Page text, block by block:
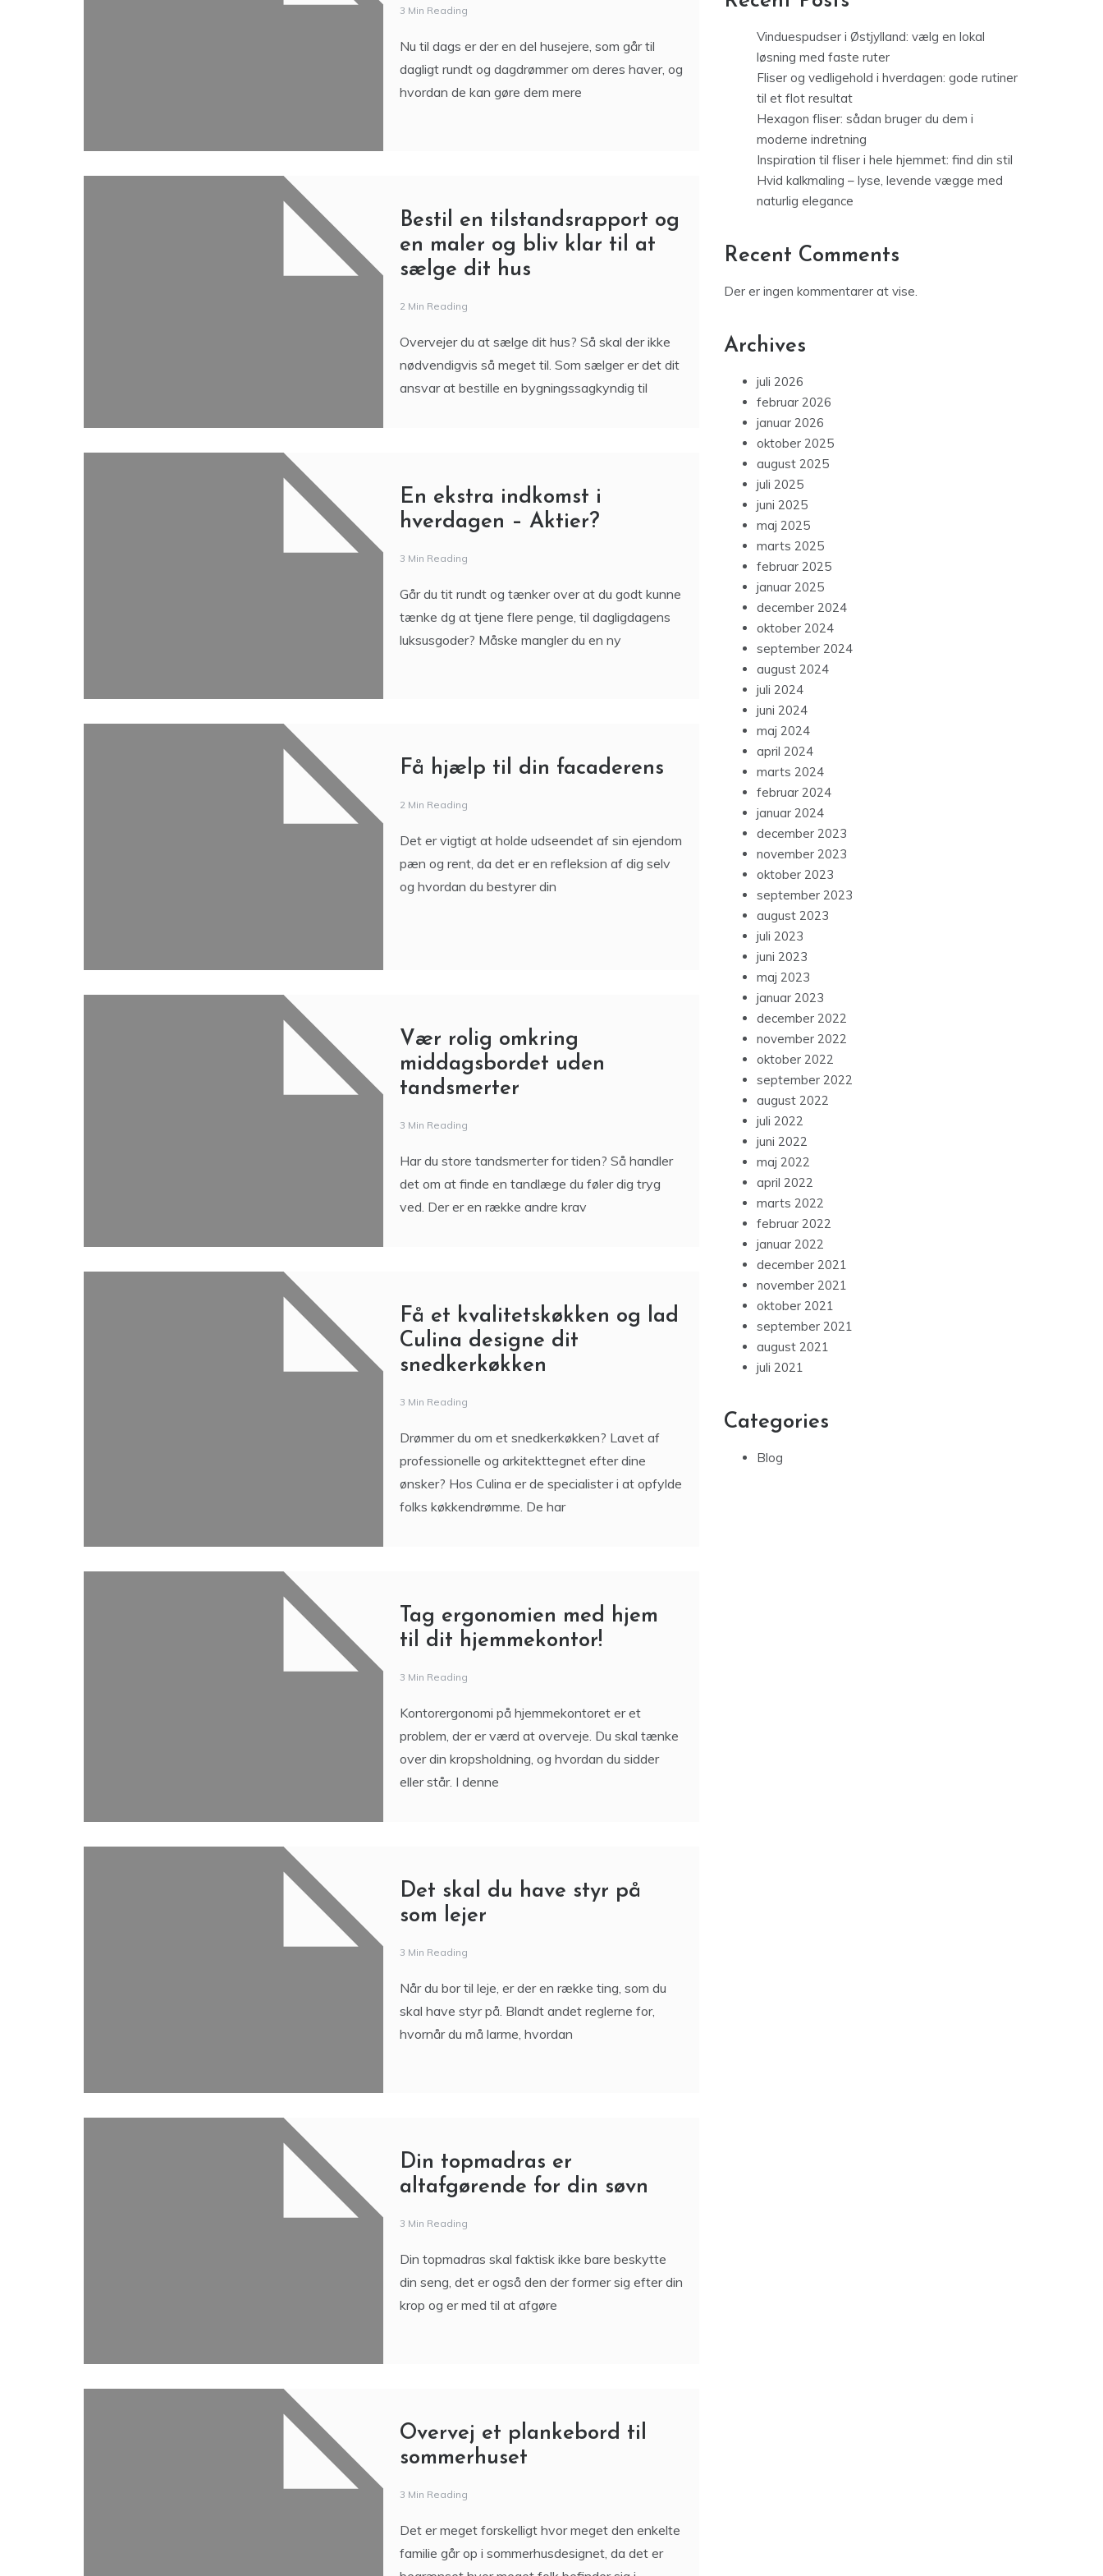
3 Min Reading
Nu til dags er der en del husejere, som går til
dagligt rundt og dagdrømmer om deres haver, og
hvordan de kan gøre dem mere
Bestil en tilstandsrapport og
en maler og bliv klar til at
sælge dit hus
2 Min Reading
Overvejer du at sælge dit hus? Så skal der ikke
nødvendigvis så meget til. Som sælger er det dit
ansvar at bestille en bygningssagkyndig til
En ekstra indkomst i
hverdagen – Aktier?
3 Min Reading
Går du tit rundt og tænker over at du godt kunne
tænke dg at tjene flere penge, til dagligdagens
luksusgoder? Måske mangler du en ny
Få hjælp til din facaderens
2 Min Reading
Det er vigtigt at holde udseendet af sin ejendom
pæn og rent, da det er en refleksion af dig selv
og hvordan du bestyrer din
Vær rolig omkring
middagsbordet uden
tandsmerter
3 Min Reading
Har du store tandsmerter for tiden? Så handler
det om at finde en tandlæge du føler dig tryg
ved. Der er en række andre krav
Få et kvalitetskøkken og lad
Culina designe dit
snedkerkøkken
3 Min Reading
Drømmer du om et snedkerkøkken? Lavet af
professionelle og arkitekttegnet efter dine
ønsker? Hos Culina er de specialister i at opfylde
folks køkkendrømme. De har
Tag ergonomien med hjem
til dit hjemmekontor!
3 Min Reading
Kontorergonomi på hjemmekontoret er et
problem, der er værd at overveje. Du skal tænke
over din kropsholdning, og hvordan du sidder
eller står. I denne
Det skal du have styr på
som lejer
3 Min Reading
Når du bor til leje, er der en række ting, som du
skal have styr på. Blandt andet reglerne for,
hvornår du må larme, hvordan
Din topmadras er
altafgørende for din søvn
3 Min Reading
Din topmadras skal faktisk ikke bare beskytte
din seng, det er også den der former sig efter din
krop og er med til at afgøre
Overvej et plankebord til
sommerhuset
3 Min Reading
Det er meget forskelligt hvor meget den enkelte
familie går op i sommerhusdesignet, da det er
Vinduespudser i Østjylland: vælg en lokal
løsning med faste ruter
Fliser og vedligehold i hverdagen: gode rutiner
til et flot resultat
Hexagon fliser: sådan bruger du dem i
moderne indretning
Inspiration til fliser i hele hjemmet: find din stil
Hvid kalkmaling – lyse, levende vægge med
naturlig elegance
Recent Comments
Der er ingen kommentarer at vise.
Archives
juli 2026
februar 2026
januar 2026
oktober 2025
august 2025
juli 2025
juni 2025
maj 2025
marts 2025
februar 2025
januar 2025
december 2024
oktober 2024
september 2024
august 2024
juli 2024
juni 2024
maj 2024
april 2024
marts 2024
februar 2024
januar 2024
december 2023
november 2023
oktober 2023
september 2023
august 2023
juli 2023
juni 2023
maj 2023
januar 2023
december 2022
november 2022
oktober 2022
september 2022
august 2022
juli 2022
juni 2022
maj 2022
april 2022
marts 2022
februar 2022
januar 2022
december 2021
november 2021
oktober 2021
september 2021
august 2021
juli 2021
Categories
Blog